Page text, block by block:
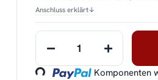
Anschluss erklärt↓
Loading... Komponenten